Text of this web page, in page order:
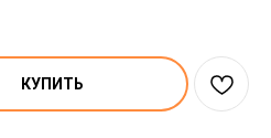
КУПИТЬ